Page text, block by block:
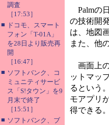
調査
［17:53］
■ ドコモ、スマート
フォン「T-01A」
を28日より販売再
開
［16:47］
■ ソフトバンク、コ
ミュニティサービ
ス「S!タウン」を9
月末で終了
［15:51］
■ ソフトバンク、ブ
Palmの
の技術開
は、地図
また、他
画面上
ットマッ
るという
モアプリ
得できる。